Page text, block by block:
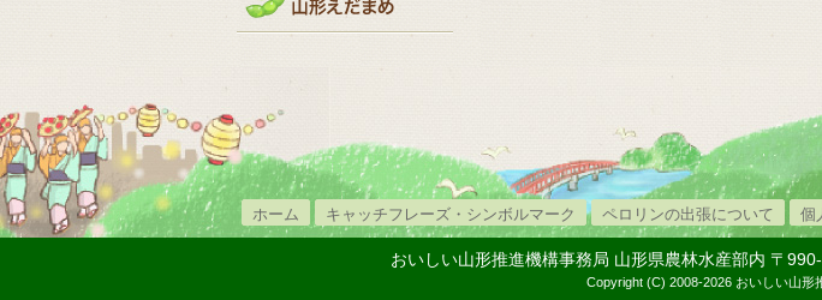
ホーム キャッチフレーズ・シンボルマーク ペロリンの出張について 個
おいしい山形推進機構事務局 山形県農林水産部内 〒
Copyright (C) 2008-2026 おいしい山形